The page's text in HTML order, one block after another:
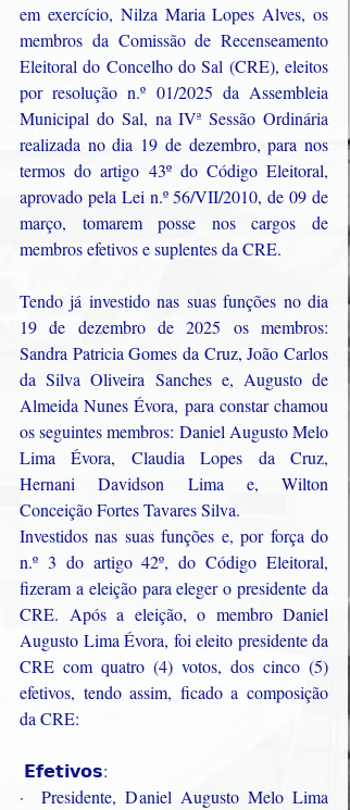
em exercício, Nilza Maria Lopes Alves, os
membros da Comissão de Recenseamento
Eleitoral do Concelho do Sal (CRE), eleitos
por resolução n.º 01/2025 da Assembleia
Municipal do Sal, na IVª Sessão Ordinária
realizada no dia 19 de dezembro, para nos
termos do artigo 43º do Código Eleitoral,
aprovado pela Lei n.º 56/VII/2010, de 09 de
março, tomarem posse nos cargos de
membros efetivos e suplentes da CRE.
Tendo já investido nas suas funções no dia
19 de dezembro de 2025 os membros:
Sandra Patricia Gomes da Cruz, João Carlos
da Silva Oliveira Sanches e, Augusto de
Almeida Nunes Évora, para constar chamou
os seguintes membros: Daniel Augusto Melo
Lima Évora, Claudia Lopes da Cruz,
Hernani Davidson Lima e, Wilton
Conceição Fortes Tavares Silva.
Investidos nas suas funções e, por força do
n.º 3 do artigo 42º, do Código Eleitoral,
fizeram a eleição para eleger o presidente da
CRE. Após a eleição, o membro Daniel
Augusto Lima Évora, foi eleito presidente da
CRE com quatro (4) votos, dos cinco (5)
efetivos, tendo assim, ficado a composição
da CRE:
𝗘𝗳𝗲𝘁𝗶𝘃𝗼𝘀:
·  Presidente, Daniel Augusto Melo Lima